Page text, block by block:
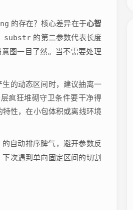
的存在？核心差异在于心智
substr 的第二参数代表长度
图一目了然。当不需要处理
的动态区间时，建议抽离一
疯狂堆砌守卫条件要干净得
性，在小包体积或离线环境
的自动排序脾气，避开参数反
次遇到单向固定区间的切割